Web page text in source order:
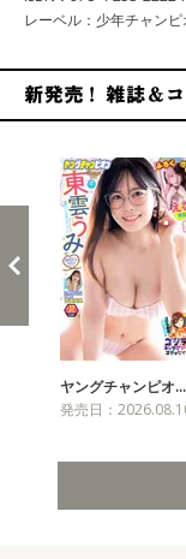
レーベル：少年チャン
ヤングチャンピオ…
発売日：